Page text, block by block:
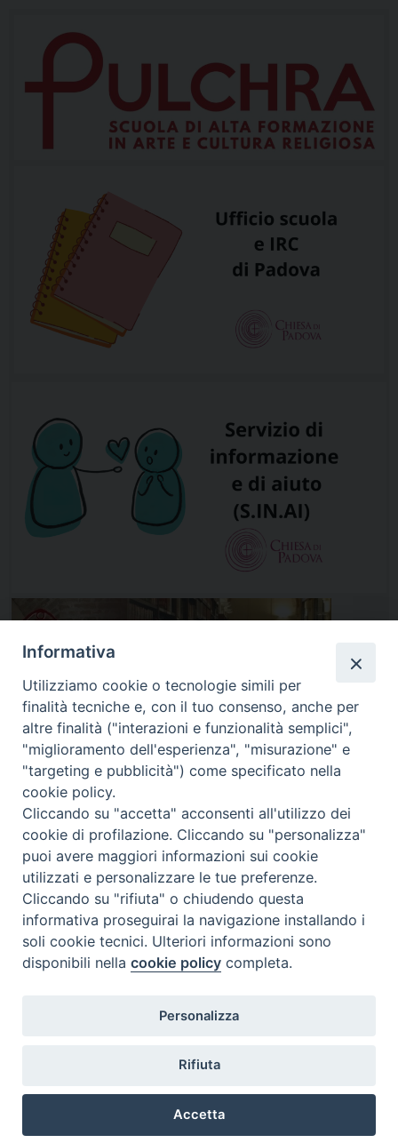
Corso di lingua italiana
per studenti stranieri
Dal 7 al 25 settembre 2026 si terrà
il corso di lingua italiana per
scritto in presenza: 25 settembre. Il corso è rivolto agli
studenti e […]
nuovo Segretario
dell’Istituto Superiore di
dell’Istituto Superiore di Scienze Religiose, ha nominato
Segretario dell’Istituto don Lorenzo Voltolin per il
quadriennio 2026-2030. Voltolin prende il posto di don
Giulio Osto, Segretario dal 2020, nominato Direttore il
12 maggio […]
“Gli occhi della fede”
A cinquant’anni dalla prima
vita con una nuova traduzione ed
edizione a cura di Giulio Osto e
l’introduzione di Gilberto Sabbadin.
Il breve testo è il volume n. 400 […]
altre news
ISTITUTO SUPERIORE DI SCIENZE RELIGIOSE DI
PADOVA
e-mail: segreteria@issrdipadova.it
Informativa
Utilizziamo cookie o tecnologie simili per
finalità tecniche e, con il tuo consenso, anche per
altre finalità ("interazioni e funzionalità semplici",
"miglioramento dell'esperienza", "misurazione" e
"targeting e pubblicità") come specificato nella
cookie policy.
Cliccando su "accetta" acconsenti all'utilizzo dei
cookie di profilazione. Cliccando su "personalizza"
puoi avere maggiori informazioni sui cookie
utilizzati e personalizzare le tue preferenze.
Cliccando su "rifiuta" o chiudendo questa
informativa proseguirai la navigazione installando i
soli cookie tecnici. Ulteriori informazioni sono
disponibili nellacookie policy completa.
Personalizza
Rifiuta
Accetta